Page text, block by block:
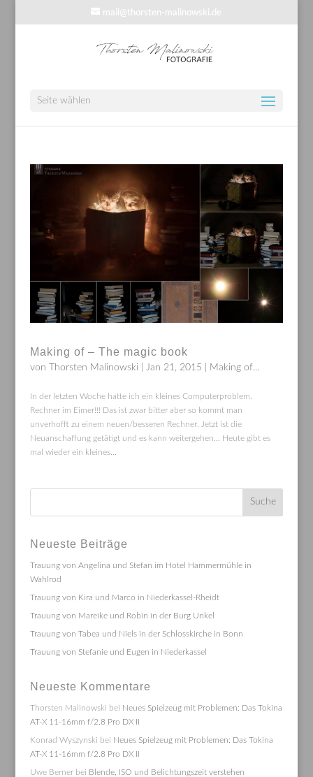
mail@thorsten-malinowski.de
Seite wählen
Making of – The magic book
von Thorsten Malinowski Jan 21, 2015 Making of...
In der letzten Woche hatte ich ein kleines Computerproblem.
Rechner im Eimer!!! Das ist zwar bitter aber so kommt man
unverhofft zu einem neuen/besseren Rechner. Jetzt ist die
Neuanschaffung getätigt und es kann weitergehen… Heute gibt es
mal wieder ein kleines...
Neueste Beiträge
Trauung von Angelina und Stefan im Hotel Hammermühle in
Wahlrod
Trauung von Kira und Marco in Niederkassel-Rheidt
Trauung von Mareike und Robin in der Burg Unkel
Trauung von Tabea und Niels in der Schlosskirche in Bonn
Trauung von Stefanie und Eugen in Niederkassel
Neueste Kommentare
Thorsten Malinowski bei Neues Spielzeug mit Problemen: Das Tokina
AT-X 11-16mm f/2.8 Pro DX II
Konrad Wyszynski bei Neues Spielzeug mit Problemen: Das Tokina
AT-X 11-16mm f/2.8 Pro DX II
Uwe Bernerbei Blende, ISO und Belichtungszeit verstehen